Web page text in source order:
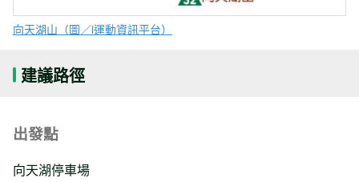
向天湖山（圖／i運動資訊平台）
建議路徑
出發點
向天湖停車場